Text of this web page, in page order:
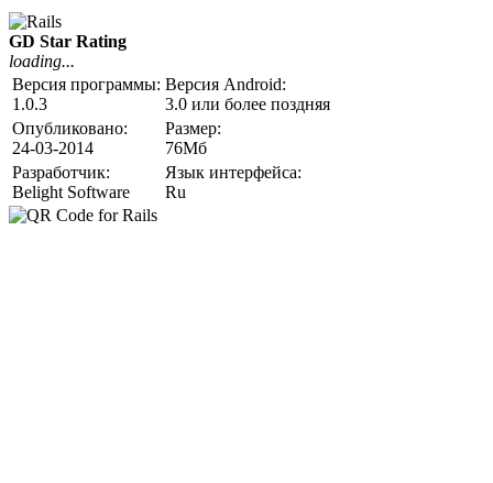
GD Star Rating
loading...
Версия программы:
1.0.3
Версия Android:
3.0 или более поздняя
Опубликовано:
24-03-2014
Размер:
76Мб
Разработчик:
Belight Software
Язык интерфейса:
Ru